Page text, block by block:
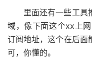
里面还有一些工具
域，像下面这个xx上
订阅地址，这个在后面
可，你懂的。